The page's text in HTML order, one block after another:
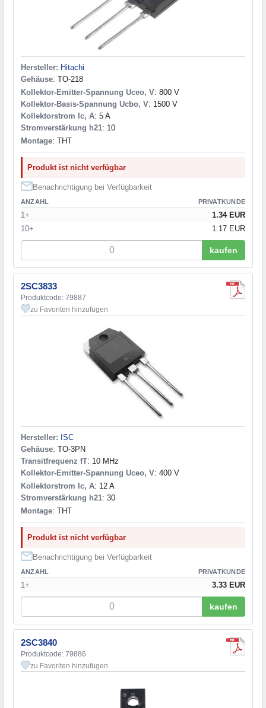
Hersteller: Hitachi
Gehäuse: TO-218
Kollektor-Emitter-Spannung Uceo, V: 800 V
Kollektor-Basis-Spannung Ucbo, V: 1500 V
Kollektorstrom Ic, A: 5 A
Stromverstärkung h21: 10
Montage: THT
Produkt ist nicht verfügbar
Benachrichtigung bei Verfügbarkeit
ANZAHL PRIVATKUNDE
1+
1.34 EUR
10+
1.17 EUR
kaufen
2SC3833
Produktcode: 79887
zu Favoriten hinzufügen
Hersteller: ISC
Gehäuse: TO-3PN
Transitfrequenz fT: 10 MHz
Kollektor-Emitter-Spannung Uceo, V: 400 V
Kollektorstrom Ic, A: 12 A
Stromverstärkung h21: 30
Montage: THT
Produkt ist nicht verfügbar
Benachrichtigung bei Verfügbarkeit
ANZAHL PRIVATKUNDE
1+ 3.33 EUR
kaufen
2SC3840
Produktcode: 79886
zu Favoriten hinzufügen